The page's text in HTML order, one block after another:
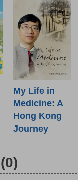
My Life in
Medicine: A
Hong Kong
Journey
(0)